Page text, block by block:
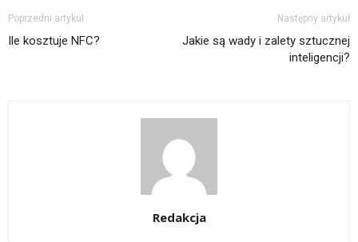
Poprzedni artykuł
Ile kosztuje NFC?
Następny artykuł
Jakie są wady i zalety sztucznej
inteligencji?
Redakcja